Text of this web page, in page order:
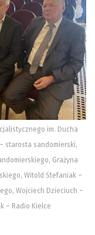
im. Ducha
starosta sandomierski,
Grażyna
Witold Stefaniak –
Wojciech Dzieciuch –
– Radio Kielce